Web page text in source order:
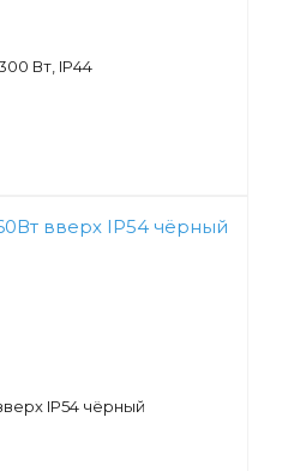
Вт, IP44
IP54 чёрный